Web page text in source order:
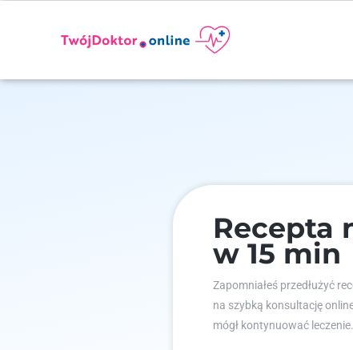
Recepta
w 15 min
Zapomniałeś przedłużyć
na szybką konsultację
mógł kontynuować leczenie.